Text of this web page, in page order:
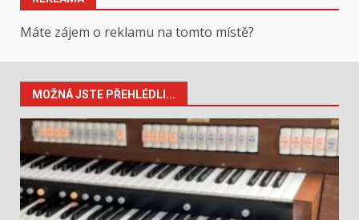
Máte zájem o reklamu na tomto místě?
MOŽNÁ JSTE PŘEHLÉDLI...